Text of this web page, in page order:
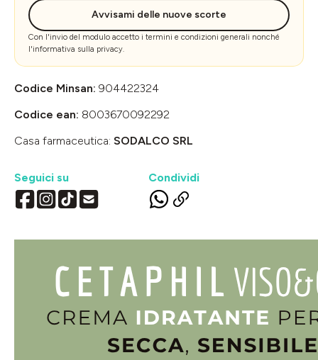
Avvisami delle nuove scorte
Con l'invio del modulo accetto i termini e condizioni generali nonché
l'informativa sulla privacy.
Codice Minsan: 904422324
Codice ean: 8003670092292
Casa farmaceutica: SODALCO SRL
Seguici su Condividi